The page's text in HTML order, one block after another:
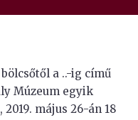
a ..-ig című
Múzeum egyik
május 26-án 18